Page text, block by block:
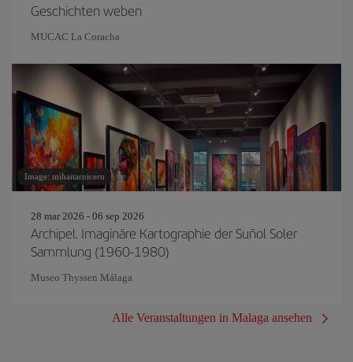
Geschichten weben
MUCAC La Coracha
Image: mihaitarniceru
28 mar 2026 - 06 sep 2026
Archipel. Imaginäre Kartographie der Suñol Soler
Sammlung (1960-1980)
Museo Thyssen Málaga
Alle Veranstaltungen in Malaga ansehen